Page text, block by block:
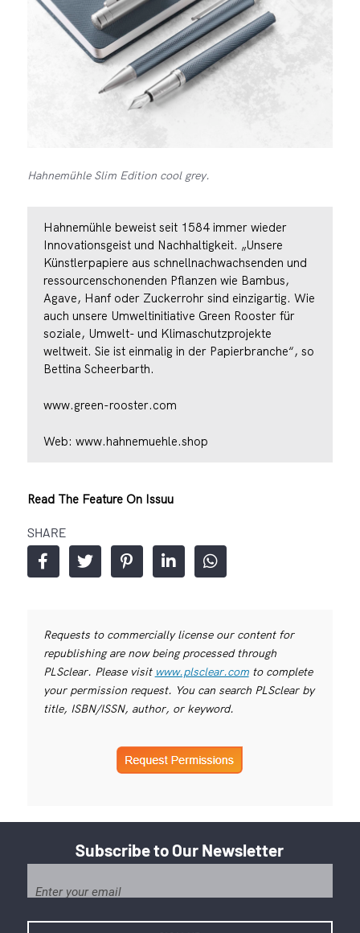
Hahnemühle Slim Edition cool grey.
Hahnemühle beweist seit 1584 immer wieder
Innovationsgeist und Nachhaltigkeit. „Unsere
Künstlerpapiere aus schnellnachwachsenden und
ressourcenschonenden Pflanzen wie Bambus,
Agave, Hanf oder Zuckerrohr sind einzigartig. Wie
auch unsere Umweltinitiative Green Rooster für
soziale, Umwelt- und Klimaschutzprojekte
weltweit. Sie ist einmalig in der Papierbranche“, so
Bettina Scheerbarth.
www.green-rooster.com
Web: www.hahnemuehle.shop
Read The Feature On Issuu
SHARE
Requests to commercially license our content for
republishing are now being processed through
PLSclear. Please visit www.plsclear.comto complete
your permission request. You can search PLSclear by
title, ISBN/ISSN, author, or keyword.
Subscribe to Our Newsletter